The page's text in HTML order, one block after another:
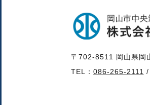
〒702-8511 岡山県岡
TEL：086-265-2111 /